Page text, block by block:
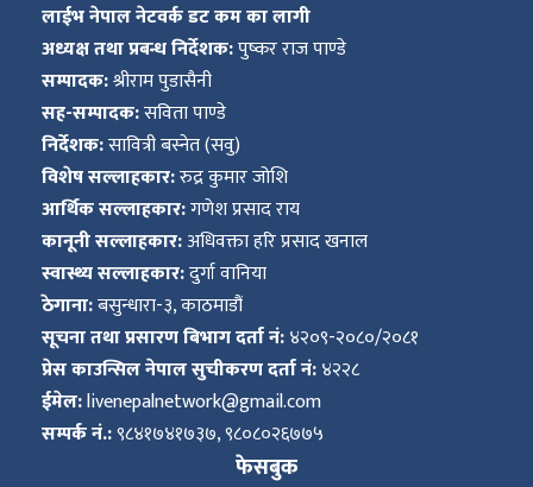
लाईभ नेपाल नेटवर्क डट कम का लागी
अध्यक्ष तथा प्रबन्ध निर्देशक:पुष्कर राज पाण्डे
सम्पादक:श्रीराम पुडासैनी
सह-सम्पादक:सविता पाण्डे
निर्देशक:सावित्री बस्नेत (सवु)
विशेष सल्लाहकार:रुद्र कुमार जोशि
आर्थिक सल्लाहकार:गणेश प्रसाद राय
कानूनी सल्लाहकार:अधिवक्ता हरि प्रसाद खनाल
स्वास्थ्य सल्लाहकार:दुर्गा वानिया
ठेगाना:बसुन्धारा-३, काठमाडौं
सूचना तथा प्रसारण बिभाग दर्ता नं:४२०९-२०८०/२०८१
प्रेस काउन्सिल नेपाल सुचीकरण दर्ता नं:४२२८
ईमेल:livenepalnetwork@gmail.com
सम्पर्क नं.:९८४१७४१७३७, ९८०८०२६७७५
फेसबुक